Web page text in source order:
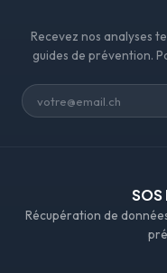
Recevez nos analyses
guides de prévention.
Récupération de